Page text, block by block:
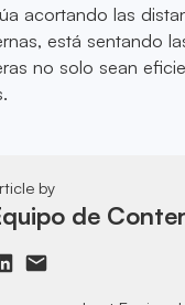
acortando las
está sentando
no solo sean
by
de